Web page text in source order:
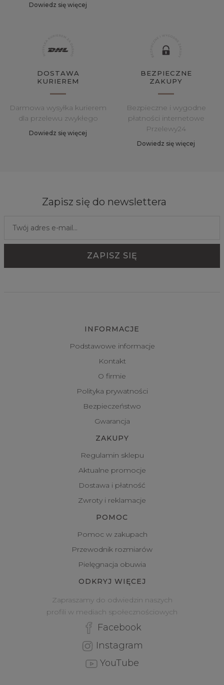
Dowiedz się więcej
DOSTAWA
KURIEREM
Darmowa wysyłka kurierem
dla przelewu zwykłego
Dowiedz się więcej
BEZPIECZNE
ZAKUPY
Bezpieczne i wygodne
płatności internetowe
Przelewy24
Dowiedz się więcej
Zapisz się do newslettera
INFORMACJE
Podstawowe informacje
Kontakt
O firmie
Polityka prywatności
Bezpieczeństwo
Gwarancja
ZAKUPY
Regulamin sklepu
Aktualne promocje
Dostawa i płatność
Zwroty i reklamacje
POMOC
Pomoc w zakupach
Przewodnik rozmiarów
Pielęgnacja obuwia
ODKRYJ WIĘCEJ
Zapraszamy do odwiedzin naszych
profili w mediach społecznościowych
Facebook
Instagram
YouTube